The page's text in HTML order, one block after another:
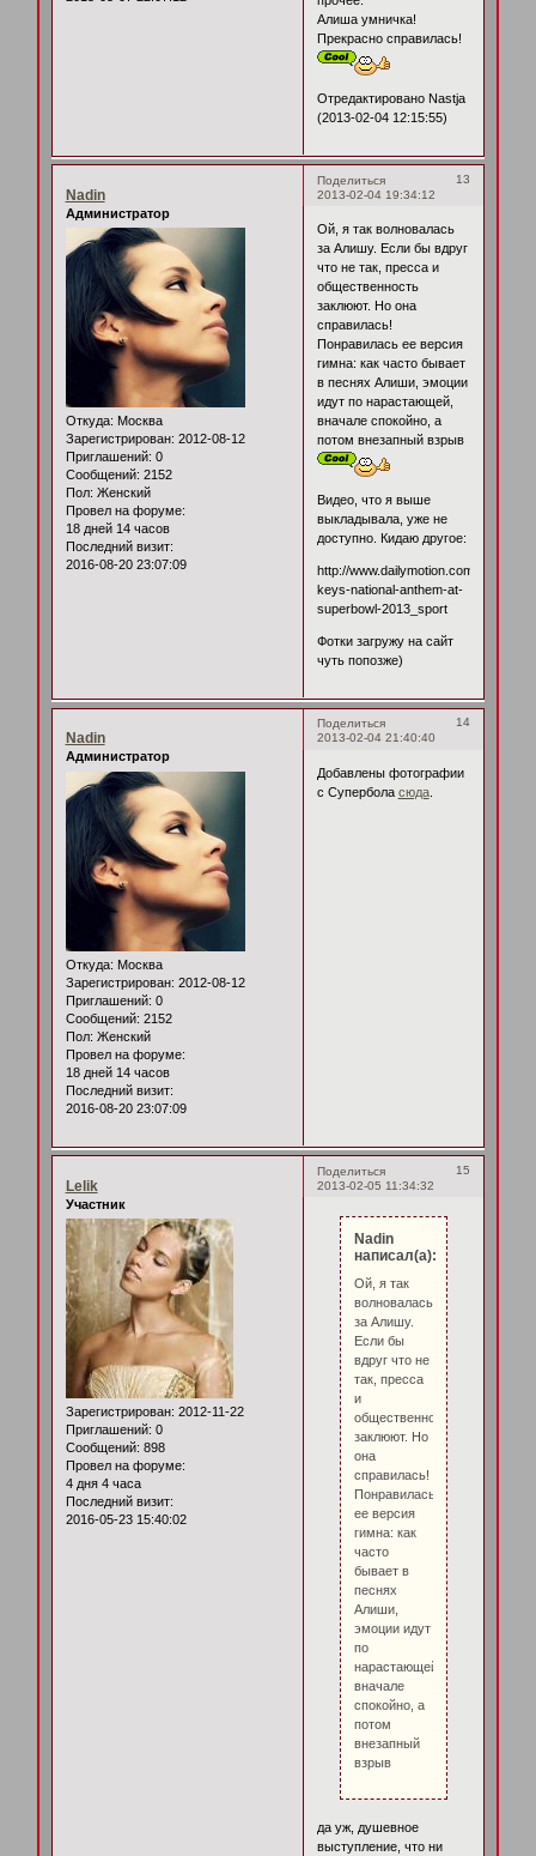
Алиша умничка!
Прекрасно справилась!
Отредактировано Nastja
(2013-02-04 12:15:55)
Поделиться
13
2013-02-04 19:34:12
Nadin
Администратор
Откуда: Москва
Зарегистрирован: 2012-08-12
Приглашений: 0
Сообщений: 2152
Пол: Женский
Провел на форуме:
18 дней 14 часов
Последний визит:
2016-08-20 23:07:09
Ой, я так волновалась
за Алишу. Если бы вдруг
что не так, пресса и
общественность
заклюют. Но она
справилась!
Понравилась ее версия
гимна: как часто бывает
в песнях Алиши, эмоции
идут по нарастающей,
вначале спокойно, а
потом внезапный взрыв
Видео, что я выше
выкладывала, уже не
доступно. Кидаю другое:
http://www.dailymotion.com/video/
keys-national-anthem-at-
superbowl-2013_sport
Фотки загружу на сайт
чуть попозже)
Поделиться
14
2013-02-04 21:40:40
Nadin
Администратор
Откуда: Москва
Зарегистрирован: 2012-08-12
Приглашений: 0
Сообщений: 2152
Пол: Женский
Провел на форуме:
18 дней 14 часов
Последний визит:
2016-08-20 23:07:09
Добавлены фотографии
с Супербола сюда.
Поделиться
15
2013-02-05 11:34:32
Lelik
Участник
Зарегистрирован: 2012-11-22
Приглашений: 0
Сообщений: 898
Провел на форуме:
4 дня 4 часа
Последний визит:
2016-05-23 15:40:02
Nadin
написал(а):
Ой, я так
волновалась
за Алишу.
Если бы
вдруг что не
так, пресса
и
общественность
заклюют. Но
она
справилась!
Понравилась
ее версия
гимна: как
часто
бывает в
песнях
Алиши,
эмоции идут
по
нарастающей,
вначале
спокойно, а
потом
внезапный
взрыв
да уж, душевное
выступление, что ни